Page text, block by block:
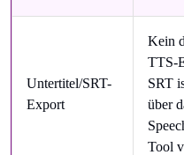
Untertitel/SRT-
Export
Kein
TTS-
SRT
über
Tool